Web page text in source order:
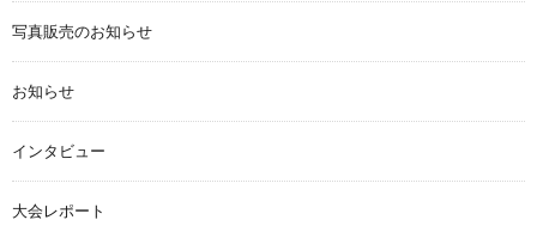
写真販売のお知らせ
お知らせ
インタビュー
大会レポート